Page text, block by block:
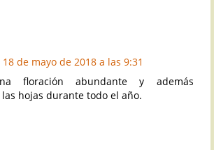
18 de mayo de 2018 a las 9:31
floración abundante y además
hojas durante todo el año.